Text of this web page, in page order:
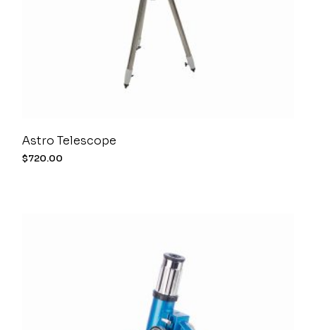
Astro Telescope
$720.00